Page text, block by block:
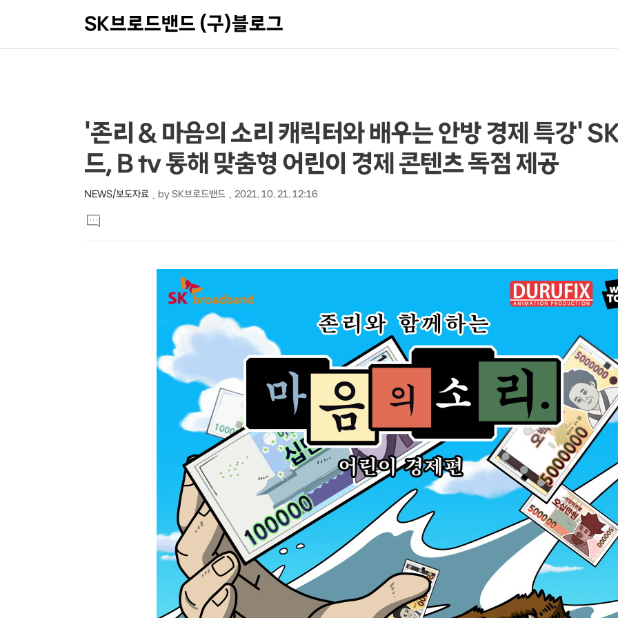
SK브로드밴드 (구)블로그
상
세
컨
텐
츠
본
문
제
'존리 & 마음의 소리 캐릭터와 배우는 안방 경제 특강'
드, B tv 통해 맞춤형 어린이 경제 콘텐츠 독점 제공
NEWS/보도자료 by SK브로드밴드 2021. 10. 21. 12:16
문
댓
글